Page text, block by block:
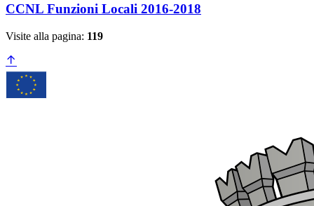
CCNL Funzioni Locali 2016-2018
Visite alla pagina: 119